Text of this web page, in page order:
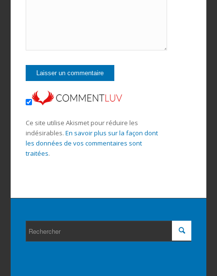
Ce site utilise Akismet pour réduire les
indésirables. En savoir plus sur la façon dont
les données de vos commentaires sont
traitées.